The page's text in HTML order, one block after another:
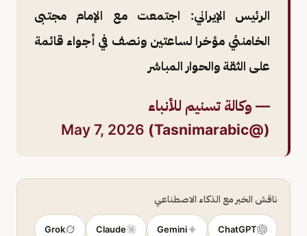
الرئيس الإيراني: اجتمعت مع الإمام مجتبى
الخامنئي مؤخرا لساعتين ونصف في أجواء قائمة
على الثقة والحوار المباشر
— وكالة تسنيم للأنباء
(@Tasnimarabic)
May 7, 2026
ناقش الخبر مع الذكاء الاصطناعي
ChatGPT
Gemini
Claude
Grok